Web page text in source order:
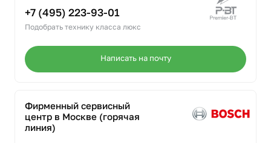
+7 (495) 223-93-01
Подобрать технику класса люкс
Написать на почту
Фирменный сервисный
центр в Москве (горячая
линия)